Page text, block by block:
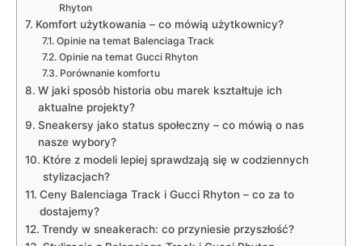
Rhyton
Komfort użytkowania – co mówią użytkownicy?
Opinie na temat Balenciaga Track
Opinie na temat Gucci Rhyton
Porównanie komfortu
W jaki sposób historia obu marek kształtuje ich
aktualne projekty?
Sneakersy jako status społeczny – co mówią o nas
nasze wybory?
Które z modeli lepiej sprawdzają się w codziennych
stylizacjach?
Ceny Balenciaga Track i Gucci Rhyton – co za to
dostajemy?
Trendy w sneakerach: co przyniesie przyszłość?